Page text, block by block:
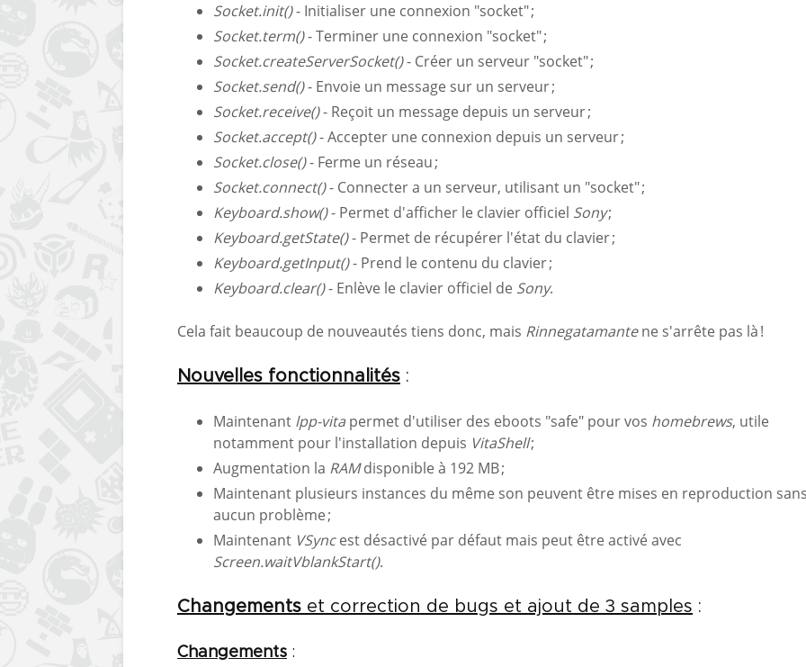
Socket.init()- Initialiser une connexion "socket" ;
Socket.term()- Terminer une connexion "socket" ;
Socket.createServerSocket()- Créer un serveur "socket" ;
Socket.send()- Envoie un message sur un serveur ;
Socket.receive()- Reçoit un message depuis un serveur ;
Socket.accept()- Accepter une connexion depuis un serveur ;
Socket.close()- Ferme un réseau ;
Socket.connect()- Connecter a un serveur, utilisant un "socket" ;
Keyboard.show()- Permet d'afficher le clavier officiel Sony;
Keyboard.getState()- Permet de récupérer l'état du clavier ;
Keyboard.getInput()- Prend le contenu du clavier ;
Keyboard.clear()- Enlève le clavier officiel de Sony.
Cela fait beaucoup de nouveautés tiens donc, mais Rinnegatamantene s'arrête pas là !
Nouvelles fonctionnalités :
Maintenant lpp-vitapermet d'utiliser des eboots "safe" pour vos homebrews, utile
notamment pour l'installation depuis VitaShell;
Augmentation la RAMdisponible à 192 MB ;
Maintenant plusieurs instances du même son peuvent être mises en reproduction
aucun problème ;
Maintenant VSyncest désactivé par défaut mais peut être activé avec
Screen.waitVblankStart().
Changements et correction de bugs et ajout de 3 samples :
Changements :